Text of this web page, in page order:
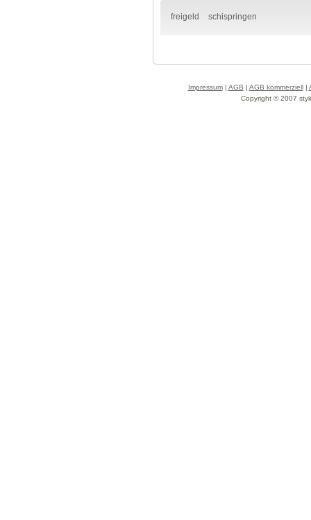
freigeld schispringen
Impressum| AGB | AGB kommerziell|
Copyright © 2007